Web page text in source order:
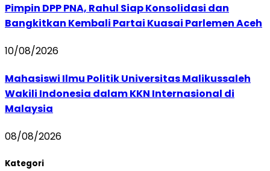
Pimpin DPP PNA, Rahul Siap Konsolidasi dan
Bangkitkan Kembali Partai Kuasai Parlemen Aceh
10/08/2026
Mahasiswi Ilmu Politik Universitas Malikussaleh
Wakili Indonesia dalam KKN Internasional di
Malaysia
08/08/2026
Kategori